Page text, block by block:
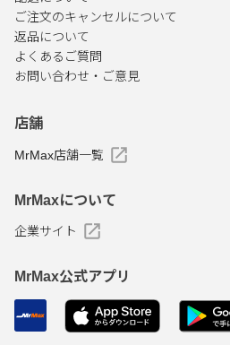
ご注文のキャンセルについて
返品について
よくあるご質問
お問い合わせ・ご意見
店舗
MrMax店舗一覧
MrMaxについて
企業サイト
MrMax公式アプリ